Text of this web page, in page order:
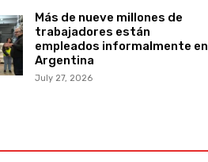
Más de nueve millones de
trabajadores están
empleados informalmente en
Argentina
July 27, 2026